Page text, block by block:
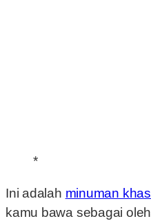
*
Ini adalah minuman
kamu bawa sebagai